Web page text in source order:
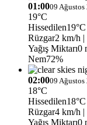
01:0009 Ağustos
19°C
Hissedilen19°C
Rüzgar2 km/h
Yağış Miktarı0
Nem72%
02:0009 Ağustos
18°C
Hissedilen18°C
Rüzgar4 km/h
Yağış Miktarı0